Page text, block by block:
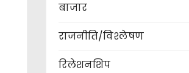
बाजार
राजनीति/विश्लेषण
रिलेशनशिप